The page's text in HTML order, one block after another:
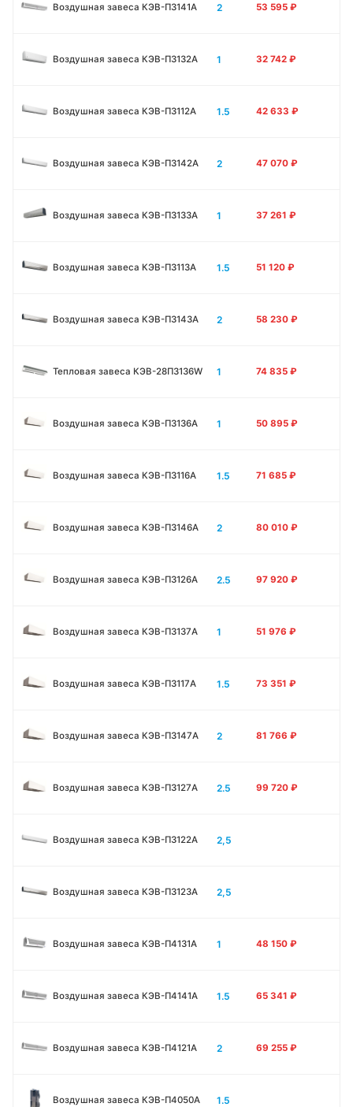
Воздушная завеса КЭВ-П3141A 2 53 595 ₽
Воздушная завеса КЭВ-П3132A 1 32 742 ₽
Воздушная завеса КЭВ-П3112A 1.5 42 633 ₽
Воздушная завеса КЭВ-П3142A 2 47 070 ₽
Воздушная завеса КЭВ-П3133А 1 37 261 ₽
Воздушная завеса КЭВ-П3113А 1.5 51 120 ₽
Воздушная завеса КЭВ-П3143А 2 58 230 ₽
Тепловая завеса КЭВ-28П3136W 1 74 835 ₽
Воздушная завеса КЭВ-П3136A 1 50 895 ₽
Воздушная завеса КЭВ-П3116A 1.5 71 685 ₽
Воздушная завеса КЭВ-П3146A 2 80 010 ₽
Воздушная завеса КЭВ-П3126A 2.5 97 920 ₽
Воздушная завеса КЭВ-П3137A 1 51 976 ₽
Воздушная завеса КЭВ-П3117A 1.5 73 351 ₽
Воздушная завеса КЭВ-П3147A 2 81 766 ₽
Воздушная завеса КЭВ-П3127A 2.5 99 720 ₽
Воздушная завеса КЭВ-П3122A 2,5
Воздушная завеса КЭВ-П3123A 2,5
Воздушная завеса КЭВ-П4131A 1 48 150 ₽
Воздушная завеса КЭВ-П4141A 1.5 65 341 ₽
Воздушная завеса КЭВ-П4121A 2 69 255 ₽
Воздушная завеса КЭВ-П4050A 1.5